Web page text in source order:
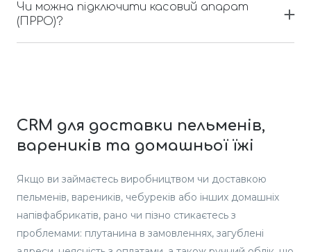
корисних функцій.
використовувати планшет або ноутбук.
що доступний лише російською мовою, але
наразі ведеться робота над створенням нового,
та інші корисні функції.
Чи можна підключити касовий апарат
(ПРРО)?
CRM для доставки пельменів,
вареників та домашньої їжі
Якщо ви займаєтесь виробництвом чи доставкою
пельменів, вареників, чебуреків або інших домашніх
напівфабрикатів, рано чи пізно стикаєтесь з
проблемами: плутанина в замовленнях, загублені